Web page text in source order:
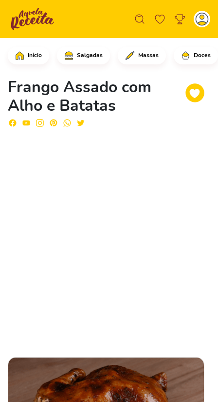
Início Salgadas Massas Doces
Frango Assado com
Alho e Batatas
Comece cortando as pontas das